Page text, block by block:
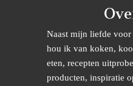
Naast mijn liefde
hou ik van koken,
eten, recepten
producten, inspiratie